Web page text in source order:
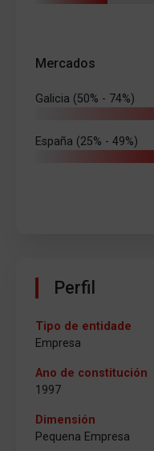
Mercados
Galicia (50% - 74%)
España (25% - 49%)
Perfil
Tipo de entidade
Empresa
Ano de constitución
1997
Dimensión
Pequena Empresa